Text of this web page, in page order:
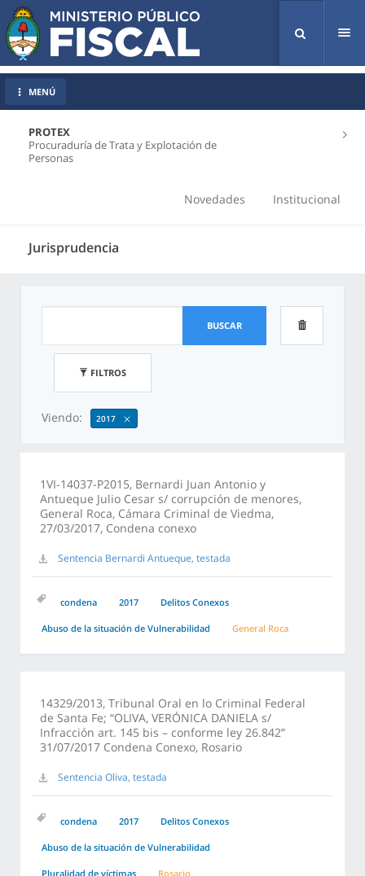
PROTEX
Procuraduría de Trata y Explotación de
Personas
Novedades Institucional
Jurisprudencia
MENÚ
BUSCAR
FILTROS
Viendo: 2017
1VI-14037-P2015, Bernardi Juan Antonio y
Antueque Julio Cesar s/ corrupción de menores,
General Roca, Cámara Criminal de Viedma,
27/03/2017, Condena conexo
Sentencia Bernardi Antueque, testada
condena 2017 Delitos Conexos
Abuso de la situación de Vulnerabilidad General Roca
14329/2013, Tribunal Oral en lo Criminal Federal
de Santa Fe; “OLIVA, VERÓNICA DANIELA s/
Infracción art. 145 bis – conforme ley 26.842”
31/07/2017 Condena Conexo, Rosario
Sentencia Oliva, testada
condena 2017 Delitos Conexos
Abuso de la situación de Vulnerabilidad
Pluralidad de víctimas Rosario